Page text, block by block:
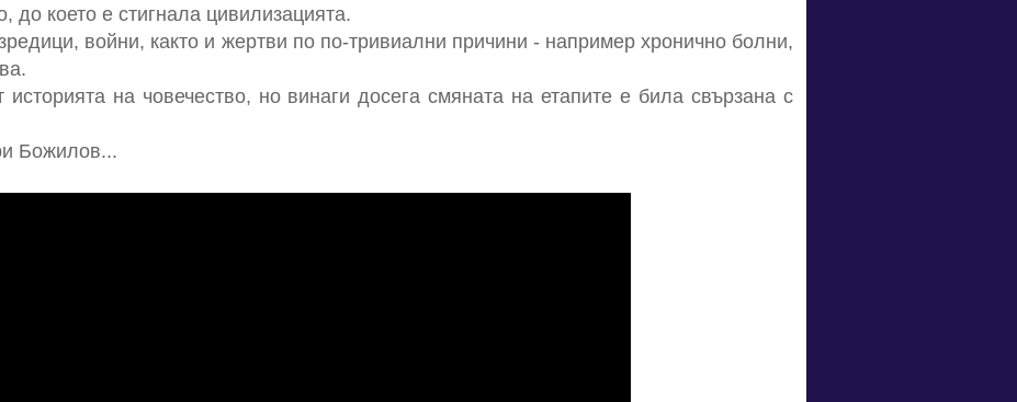
до което е стигнала цивилизацията.
войни, както и жертви по по-тривиални причини - например хронично болни,
на човечество, но винаги досега смяната на етапите е била свързана с
Божилов...